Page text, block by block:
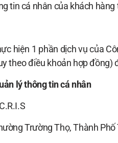
tin cá nhân của khách
hiện 1 phần dịch vụ của
theo điều khoản hợp
lý thông tin cá nhân
Trường Thọ, Thành Phố